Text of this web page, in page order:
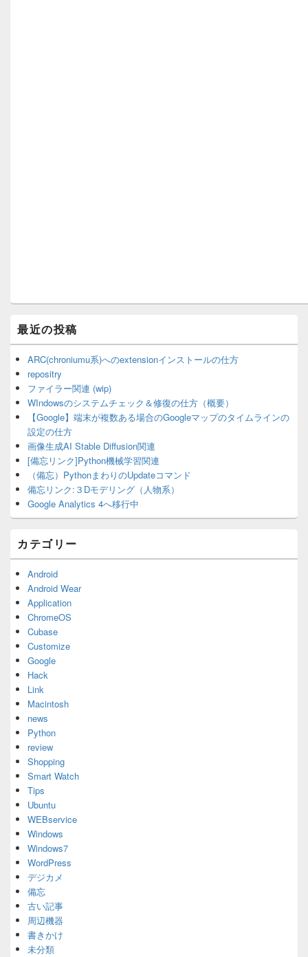
最近の投稿
ARC(chroniumu系)へのextensionインストールの仕方
repositry
ファイラー関連 (wip)
WIndowsのシステムチェック＆修復の仕方（概要）
【Google】端末が複数ある場合のGoogleマップのタイムラインの
設定の仕方
画像生成AI Stable Diffusion関連
[備忘リンク]Python機械学習関連
（備忘）PythonまわりのUpdateコマンド
備忘リンク:３Dモデリング（人物系）
Google Analytics 4へ移行中
カテゴリー
Android
Android Wear
Application
ChromeOS
Cubase
Customize
Google
Hack
Link
Macintosh
news
Python
review
Shopping
Smart Watch
Tips
Ubuntu
WEBservice
Windows
Windows7
WordPress
デジカメ
備忘
古い記事
周辺機器
書きかけ
未分類